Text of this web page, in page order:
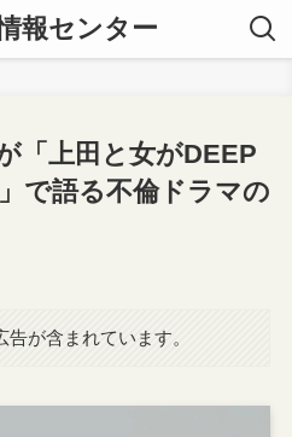
報センター
「上田と女がDEEP
で語る不倫ドラマの
が含まれています。